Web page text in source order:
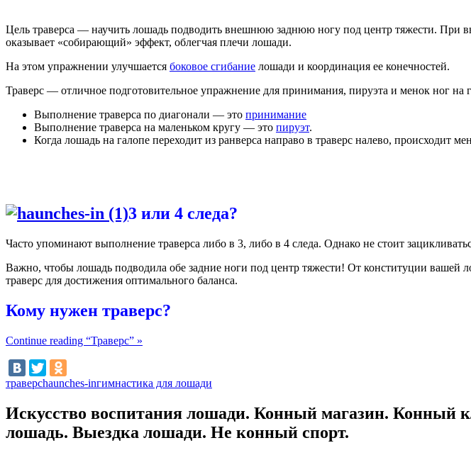
Цель траверса — научить лошадь подводить внешнюю заднюю ногу под центр тяжести. При
оказывает «собирающий» эффект, облегчая плечи лошади.
На этом упражнении улучшается боковое сгибание лошади и координация ее конечностей.
Траверс — отличное подготовительное упражнение для принимания, пируэта и менок ног на
Выполнение траверса по диагонали — это принимание
Выполнение траверса на маленьком кругу — это пируэт.
Когда лошадь на галопе переходит из ранверса направо в траверс налево, происходит
3 или 4 следа?
Часто упоминают выполнение траверса либо в 3, либо в 4 следа. Однако не стоит
Важно, чтобы лошадь подводила обе задние ноги под центр тяжести! От конституции вашей
траверс для достижения оптимального баланса.
Кому нужен траверс?
Continue reading “Траверс” »
траверсhaunches-inгимнастика для лошади
Искусство воспитания лошади. Конный магазин. Конный
лошадь. Выездка лошади. Не конный спорт.